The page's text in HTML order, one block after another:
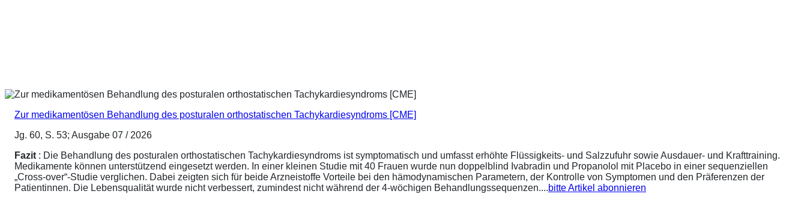
Zur medikamentösen Behandlung des posturalen orthostatischen Tachykardiesyndroms [CME]
Jg. 60, S. 53; Ausgabe 07 / 2026
Fazit : Die Behandlung des posturalen orthostatischen Tachykardiesyndroms ist symptomatisch und umfasst erhöhte Flüssigkeits- und Salzzufuhr sowie Ausdauer- und Krafttraining.
Medikamente können unterstützend eingesetzt werden. In einer kleinen Studie mit 40 Frauen wurde nun doppelblind Ivabradin und Propanolol mit Placebo in einer sequenziellen
„Cross-over“-Studie verglichen. Dabei zeigten sich für beide Arzneistoffe Vorteile bei den hämodynamischen Parametern, der Kontrolle von Symptomen und den Präferenzen der
Patientinnen. Die Lebensqualität wurde nicht verbessert, zumindest nicht während der 4-wöchigen Behandlungssequenzen....bitte Artikel abonnieren